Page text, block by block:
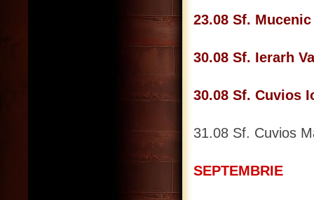
23.08 Sf.
30.08 Sf. Ierarh
30.08 Sf. Cuvios
31.08 Sf. Cuvios
SEPTEMBRIE